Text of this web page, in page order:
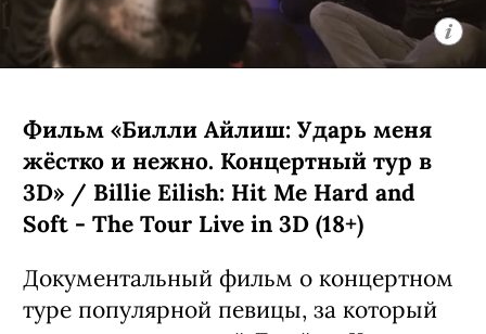
общемировым феноменом. К слову,
главного героя, кота по имени Гас,
C 7 августа, Netflix